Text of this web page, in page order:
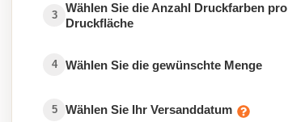
3
Wählen Sie die Anzahl Druckfarben pro
Druckfläche
4 Wählen Sie die gewünschte Menge
5 Wählen Sie Ihr Versanddatum